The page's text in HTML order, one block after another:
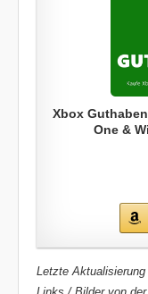
Xbox
One &
Letzte